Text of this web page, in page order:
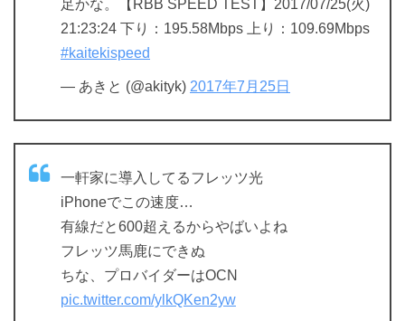
足かな。【RBB SPEED TEST】2017/07/25(火)
21:23:24 下り：195.58Mbps 上り：109.69Mbps
#kaitekispeed
— あきと (@akityk) 2017年7月25日
一軒家に導入してるフレッツ光
iPhoneでこの速度…
有線だと600超えるからやばいよね
フレッツ馬鹿にできぬ
ちな、プロバイダーはOCN
pic.twitter.com/ylkQKen2yw